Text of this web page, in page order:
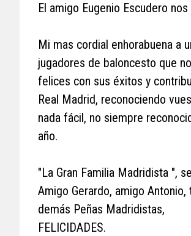
El amigo Eugenio Escudero
Mi mas cordial enhorabuena a
jugadores de baloncesto que
felices con sus éxitos y
Real Madrid, reconociendo
nada fácil, no siempre
año.
"La Gran Familia Madridista ",
Amigo Gerardo, amigo
demás Peñas Madridistas,
FELICIDADES.